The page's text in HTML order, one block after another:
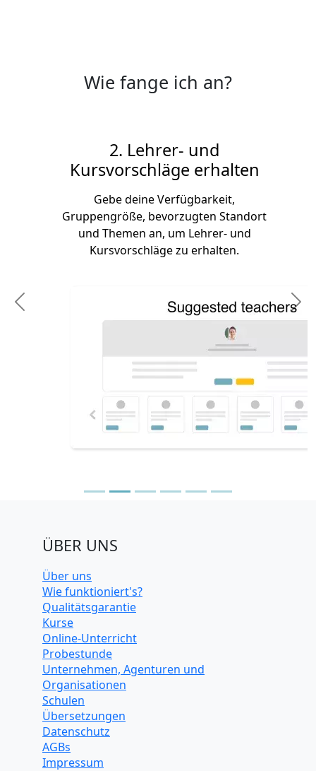
Wie fange ich an?
2. Lehrer- und
Kursvorschläge erhalten
Gebe deine Verfügbarkeit,
Gruppengröße, bevorzugten Standort
und Themen an, um Lehrer- und
Kursvorschläge zu erhalten.
Previous
ÜBER UNS
Über uns
Wie funktioniert's?
Qualitätsgarantie
Kurse
Online-Unterricht
Probestunde
Unternehmen, Agenturen und
Organisationen
Schulen
Übersetzungen
Datenschutz
AGBs
Impressum